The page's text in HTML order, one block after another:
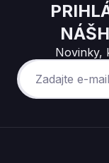
Novinky,